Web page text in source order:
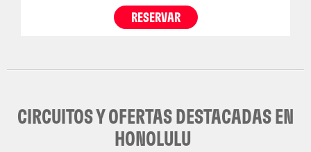
RESERVAR
CIRCUITOS Y OFERTAS DESTACADAS EN
HONOLULU